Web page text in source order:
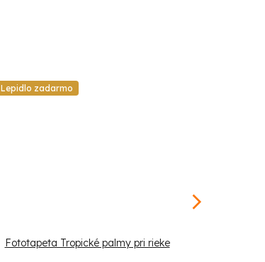
Lepidlo zadarmo
Fototapeta Tropické palmy pri rieke